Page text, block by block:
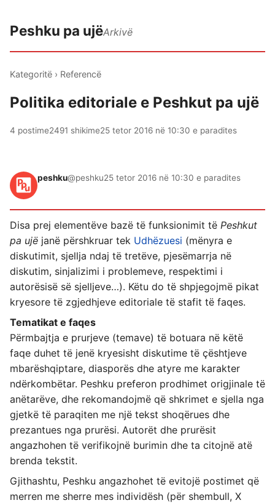
Peshku pa ujëArkivë
Kategoritë › Referencë
Politika editoriale e Peshkut pa ujë
4 postime2491 shikime25 tetor 2016 në 10:30 e paradites
peshku@peshku25 tetor 2016 në 10:30 e paradites
Disa prej elementëve bazë të funksionimit të Peshkut
pa ujë janë përshkruar tek Udhëzuesi (mënyra e
diskutimit, sjellja ndaj të tretëve, pjesëmarrja në
diskutim, sinjalizimi i problemeve, respektimi i
autorësisë së sjelljeve…). Këtu do të shpjegojmë pikat
kryesore të zgjedhjeve editoriale të stafit të faqes.
Tematikat e faqes
Përmbajtja e prurjeve (temave) të botuara në këtë
faqe duhet të jenë kryesisht diskutime të çështjeve
mbarëshqiptare, diasporës dhe atyre me karakter
ndërkombëtar. Peshku preferon prodhimet origjinale të
anëtarëve, dhe rekomandojmë që shkrimet e sjella nga
gjetkë të paraqiten me një tekst shoqërues dhe
prezantues nga prurësi. Autorët dhe prurësit
angazhohen të verifikojnë burimin dhe ta citojnë atë
brenda tekstit.
Gjithashtu, Peshku angazhohet të evitojë postimet që
merren me sherre mes individësh (për shembull, X